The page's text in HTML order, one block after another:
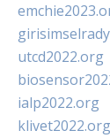
utcd2022.org
ialp2022.org
klivet2022.org